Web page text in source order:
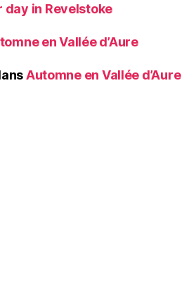
day in Revelstoke
en Vallée d’Aure
Automne en Vallée d’Aure